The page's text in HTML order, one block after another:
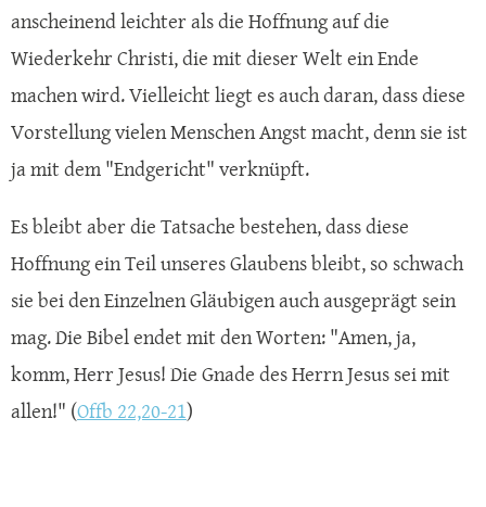
anscheinend leichter als die Hoffnung auf die
Wiederkehr Christi, die mit dieser Welt ein Ende
machen wird. Vielleicht liegt es auch daran, dass diese
Vorstellung vielen Menschen Angst macht, denn sie ist
ja mit dem "Endgericht" verknüpft.
Es bleibt aber die Tatsache bestehen, dass diese
Hoffnung ein Teil unseres Glaubens bleibt, so schwach
sie bei den Einzelnen Gläubigen auch ausgeprägt sein
mag. Die Bibel endet mit den Worten: "Amen, ja,
komm, Herr Jesus! Die Gnade des Herrn Jesus sei mit
allen!" (Offb 22,20-21)